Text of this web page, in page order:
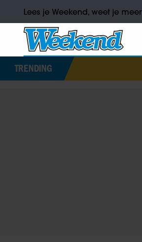
Lees je Weekend, weet je meer
TRENDING